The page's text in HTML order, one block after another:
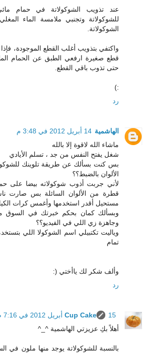
عند تذويب الشوكولاتة في حمام
للشوكولاتة وتجنبي ملامسة الماء
الشوكولاتة.
واكتفي بتذويب أغلب القطع الموجودة،
قطع صغيرة ارفعي الطبق عن الحمام
حتى تذوب باقي القطع.
:)
رد
الهاشمية 14 أبريل 2012 في 3:48 م
ماشاء الله لاقوة إلا بالله
شغل يفتح النفس من جد ، تسلم الأيادي
بس كنت بسألك عن طريقة تلوينك
الألوان بالضبط؟؟
لأني جربت أذوب شوكولاته بيضا على
قطرة من الألوان السائلة بس صارت
مستحيل أقدر استخدمها وأغمس كرات
وبسألك كمان بحكم خبرتك في السوق
وجاهزة زي اللي في الفيديو؟؟
وياليت تكتبيلي اسم الشوكولا اللي
تمام
وألف شكر لك ياأختي (:
رد
Cup Cake
15 أبريل 2012 في 7:16 ص
أهلاً بكِ عزيزتي الهاشمية ^_^
بالنسبة للشوكولاتة يوجد منها ملون في